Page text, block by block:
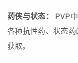
药侠与状态：
PVP
各种抗性药、状态
获取。